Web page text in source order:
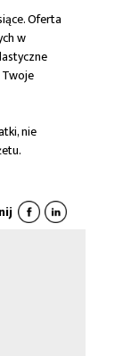
Oferta
w
nie